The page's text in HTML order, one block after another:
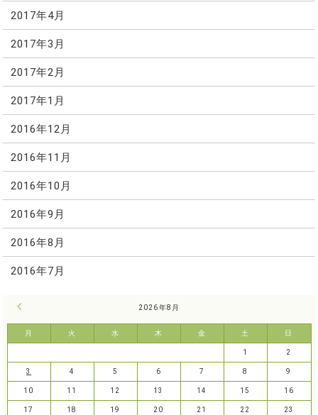
2017年4月
2017年3月
2017年2月
2017年1月
2016年12月
2016年11月
2016年10月
2016年9月
2016年8月
2016年7月
2026年8月
月 火 水 木 金 土 日
1 2
3 4 5 6 7 8 9
10 11 12 13 14 15 16
17 18 19 20 21 22 23